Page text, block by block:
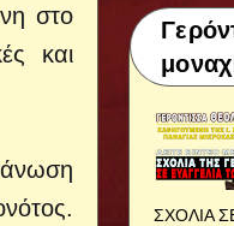
στο
και
ΣΧΟΛΙΑ